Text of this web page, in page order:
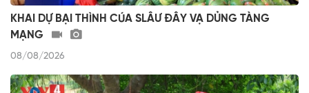
KHAI DỰ BẠI THÌNH CÚA SLÂƯ ĐÂY VẠ DỦNG TÀNG
MẠNG
08/08/2026